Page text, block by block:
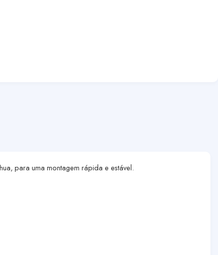
para uma montagem rápida e estável.